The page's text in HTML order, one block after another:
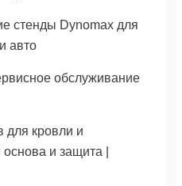
стенды Dynomax для
авто
обслуживание
для кровли и
и защита |